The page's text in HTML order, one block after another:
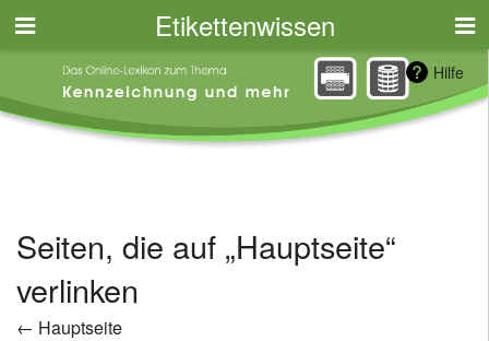
Etikettenwissen
Hilfe
Seiten, die auf „Hauptseite“
verlinken
← Hauptseite